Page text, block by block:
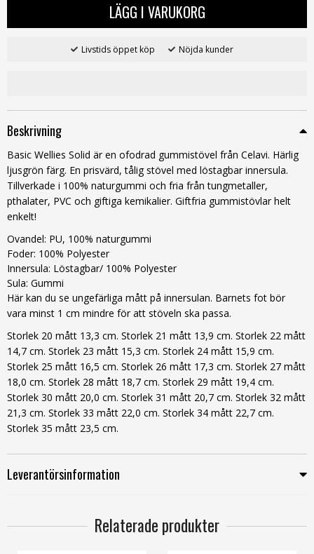
LÄGG I VARUKORG
Livstids öppet köp Nöjda kunder
Beskrivning
Basic Wellies Solid är en ofodrad gummistövel från Celavi. Härlig
ljusgrön färg. En prisvärd, tålig stövel med löstagbar innersula.
Tillverkade i 100% naturgummi och fria från tungmetaller,
pthalater, PVC och giftiga kemikalier. Giftfria gummistövlar helt
enkelt!
Ovandel: PU, 100% naturgummi
Foder: 100% Polyester
Innersula: Löstagbar/ 100% Polyester
Sula: Gummi
Här kan du se ungefärliga mått på innersulan. Barnets fot bör
vara minst 1 cm mindre för att stöveln ska passa.
Storlek 20 mått 13,3 cm. Storlek 21 mått 13,9 cm. Storlek 22 mått
14,7 cm. Storlek 23 mått 15,3 cm. Storlek 24 mått 15,9 cm.
Storlek 25 mått 16,5 cm. Storlek 26 mått 17,3 cm. Storlek 27 mått
18,0 cm. Storlek 28 mått 18,7 cm. Storlek 29 mått 19,4 cm.
Storlek 30 mått 20,0 cm. Storlek 31 mått 20,7 cm. Storlek 32 mått
21,3 cm. Storlek 33 mått 22,0 cm. Storlek 34 mått 22,7 cm.
Storlek 35 mått 23,5 cm.
Leverantörsinformation
Relaterade produkter